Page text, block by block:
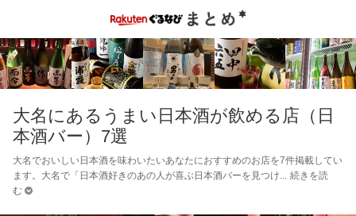
大名にあるうまい日本酒が飲める店（日
本酒バー）7選
大名でおいしい日本酒を味わいたいあなたにおすすめのお店を7件掲載してい
ます。大名で「日本酒好きのあの人が喜ぶ日本酒バーを見つけ
続きを読
む